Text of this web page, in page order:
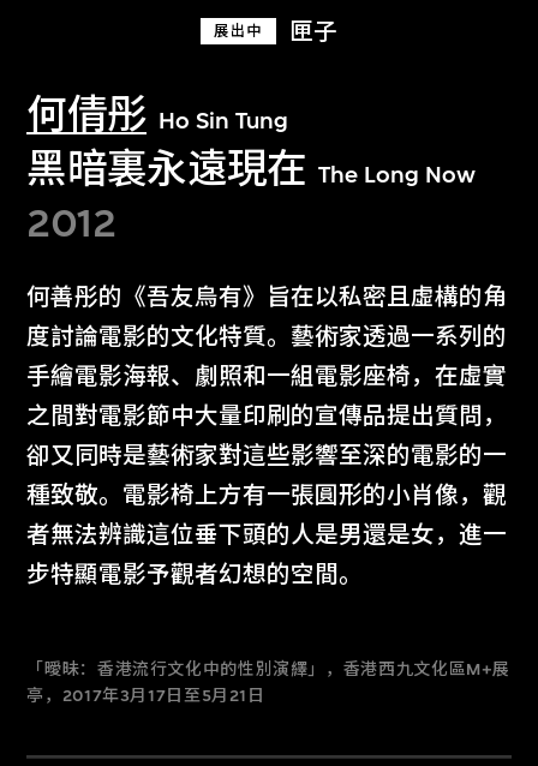
展出中 匣子
何倩彤 Ho Sin Tung
黑暗裏永遠現在 The Long Now
2012
何善彤的《吾友烏有》旨在以私密且虛構的角
度討論電影的文化特質。藝術家透過一系列的
手繪電影海報、劇照和一組電影座椅，在虛實
之間對電影節中大量印刷的宣傳品提出質問，
卻又同時是藝術家對這些影響至深的電影的一
種致敬。電影椅上方有一張圓形的小肖像，觀
者無法辨識這位垂下頭的人是男還是女，進一
步特顯電影予觀者幻想的空間。
「曖昧：香港流行文化中的性別演繹」，香港西九文化區M+展
亭，2017年3月17日至5月21日
文化藏品。